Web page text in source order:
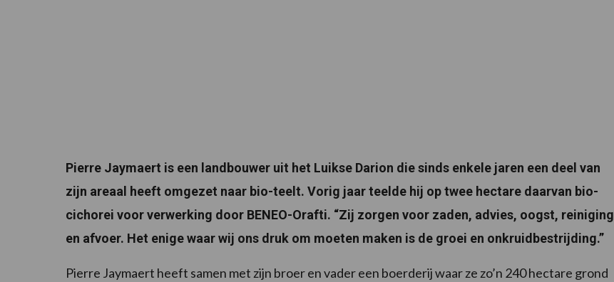
Pierre Jaymaert is een landbouwer uit het Luikse Darion die sinds enkele jaren een deel van
zijn areaal heeft omgezet naar bio-teelt. Vorig jaar teelde hij op twee hectare daarvan bio-
cichorei voor verwerking door BENEO-Orafti. “Zij zorgen voor zaden, advies, oogst, reiniging
en afvoer. Het enige waar wij ons druk om moeten maken is de groei en onkruidbestrijding.”
Pierre Jaymaert heeft samen met zijn broer en vader een boerderij waar ze zo’n 240 hectare grond